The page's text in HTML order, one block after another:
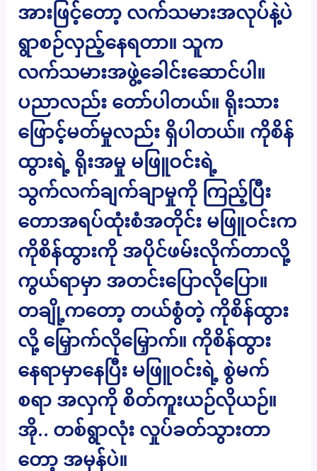
အားဖြင့်တော့ လက်သမားအလုပ်နဲ့ပဲ
ရွာစဉ်လှည့်နေရတာ။ သူက
လက်သမားအဖွဲ့ခေါင်းဆောင်ပါ။
ပညာလည်း တော်ပါတယ်။ ရိုးသား
ဖြောင့်မတ်မှုလည်း ရှိပါတယ်။ ကိုစိန်
ထွားရဲ့ ရိုးအမှု မဖြူဝင်းရဲ့
သွက်လက်ချက်ချာမှုကို ကြည့်ပြီး
တောအရပ်ထုံးစံအတိုင်း မဖြူဝင်းက
ကိုစိန်ထွားကို အပိုင်ဖမ်းလိုက်တာလို့
ကွယ်ရာမှာ အတင်းပြောလိုပြော။
တချို့ကတော့ တယ်စွံတဲ့ ကိုစိန်ထွား
လို့ မြှောက်လိုမြှောက်။ ကိုစိန်ထွား
နေရာမှာနေပြီး မဖြူဝင်းရဲ့ စွဲမက်
စရာ အလှကို စိတ်ကူးယဉ်လိုယဉ်။
အို.. တစ်ရွာလုံး လှုပ်ခတ်သွားတာ
တော့ အမှန်ပဲ။